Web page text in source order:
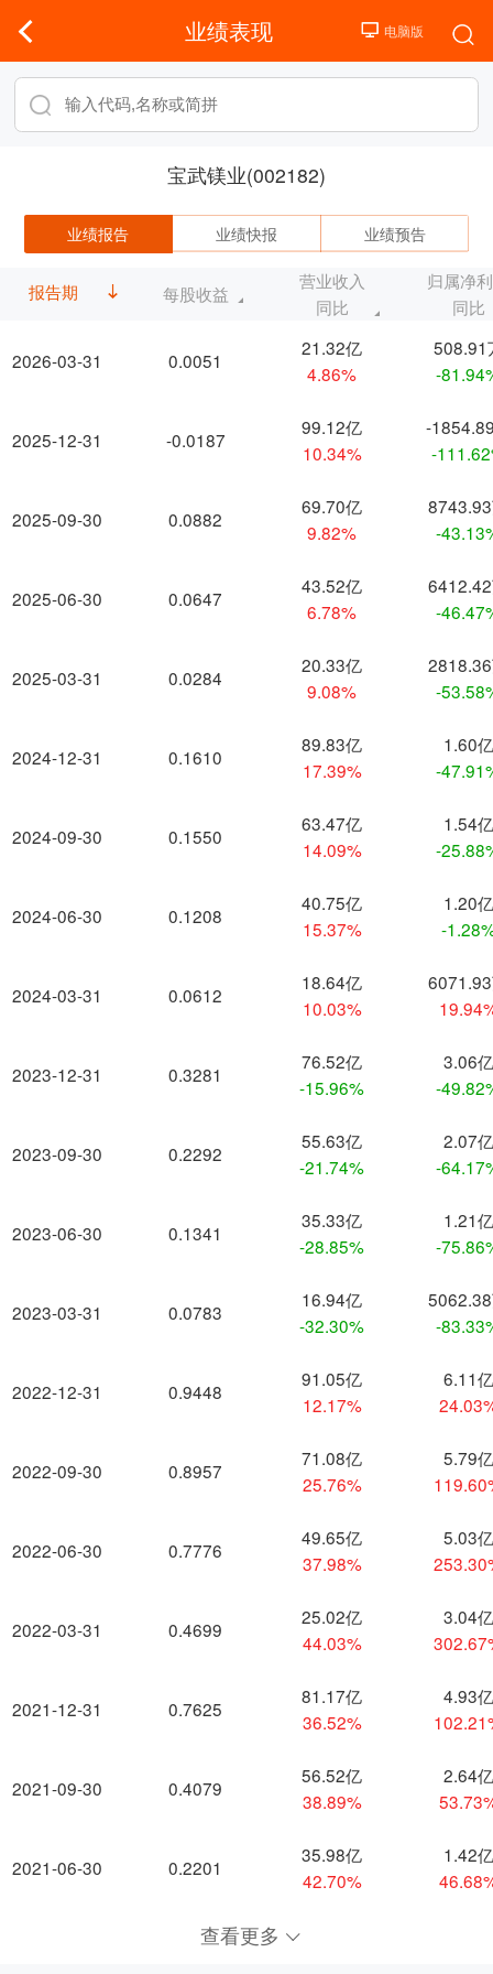
业绩表现
宝武镁业(002182)
业绩报告 业绩快报 业绩预告
报告期
2026-03-31
2025-12-31
2025-09-30
2025-06-30
2025-03-31
2024-12-31
2024-09-30
2024-06-30
2024-03-31
2023-12-31
2023-09-30
2023-06-30
2023-03-31
2022-12-31
2022-09-30
2022-06-30
2022-03-31
2021-12-31
2021-09-30
2021-06-30
每股收益
营业收入
同比
归属净
同比
0.0051
21.32亿
4.86%
508.91
-
-0.0187
99.12亿
10.34%
-
-
0.0882
69.70亿
9.82%
-
0.0647
43.52亿
6.78%
-
0.0284
20.33亿
9.08%
-
0.1610
89.83亿
17.39%
1.60亿
-
0.1550
63.47亿
14.09%
1.54亿
-
0.1208
40.75亿
15.37%
1.20亿
-
0.0612
18.64亿
10.03%
0.3281
76.52亿
-15.96%
3.06亿
-
0.2292
55.63亿
-21.74%
2.07亿
-
0.1341
35.33亿
-28.85%
1.21亿
-
0.0783
16.94亿
-32.30%
-
0.9448
91.05亿
12.17%
6.11亿
0.8957
71.08亿
25.76%
5.79亿
0.7776
49.65亿
37.98%
5.03亿
0.4699
25.02亿
44.03%
3.04亿
0.7625
81.17亿
36.52%
4.93亿
0.4079
56.52亿
38.89%
2.64亿
0.2201
35.98亿
42.70%
1.42亿
查看更多